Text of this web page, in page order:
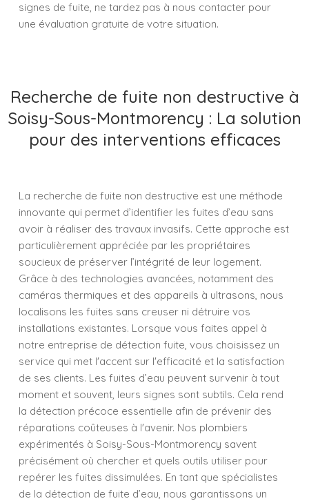
signes de fuite, ne tardez pas à nous contacter pour
une évaluation gratuite de votre situation.
Recherche de fuite non destructive à
Soisy-Sous-Montmorency : La solution
pour des interventions efficaces
La recherche de fuite non destructive est une méthode
innovante qui permet d’identifier les fuites d’eau sans
avoir à réaliser des travaux invasifs. Cette approche est
particulièrement appréciée par les propriétaires
soucieux de préserver l’intégrité de leur logement.
Grâce à des technologies avancées, notamment des
caméras thermiques et des appareils à ultrasons, nous
localisons les fuites sans creuser ni détruire vos
installations existantes. Lorsque vous faites appel à
notre entreprise de détection fuite, vous choisissez un
service qui met l'accent sur l'efficacité et la satisfaction
de ses clients. Les fuites d’eau peuvent survenir à tout
moment et souvent, leurs signes sont subtils. Cela rend
la détection précoce essentielle afin de prévenir des
réparations coûteuses à l'avenir. Nos plombiers
expérimentés à Soisy-Sous-Montmorency savent
précisément où chercher et quels outils utiliser pour
repérer les fuites dissimulées. En tant que spécialistes
de la détection de fuite d’eau, nous garantissons un